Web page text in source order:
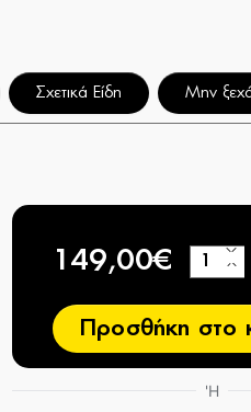
Σχετικά Είδη Μην
149,00€ −
+
Προσθήκη στο